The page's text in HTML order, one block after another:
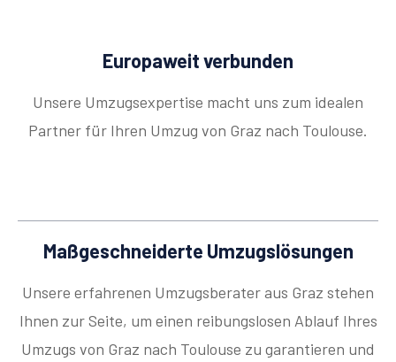
Europaweit verbunden
Unsere Umzugsexpertise macht uns zum idealen
Partner für Ihren Umzug von Graz nach Toulouse.
Maßgeschneiderte Umzugslösungen
Unsere erfahrenen Umzugsberater aus Graz stehen
Ihnen zur Seite, um einen reibungslosen Ablauf Ihres
Umzugs von Graz nach Toulouse zu garantieren und